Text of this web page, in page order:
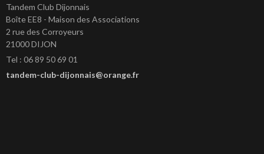
Tandem Club Dijonnais
Boîte EE8 - Maison des Associations
2 rue des Corroyeurs
21000 DIJON
Tel : 06 89 50 69 01
tandem-club-dijonnais@orange.fr